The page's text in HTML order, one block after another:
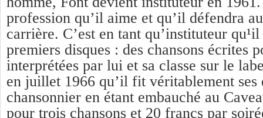
profession qu’il aime et qu’il défendra
carrière. C’est en tant qu’instituteur
premiers disques : des chansons écrites
interprétées par lui et sa classe sur le
en juillet 1966 qu’il fit véritablement ses
chansonnier en étant embauché au
pour trois chansons et 20 francs par